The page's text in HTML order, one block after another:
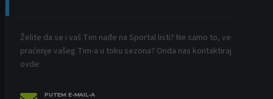
Želite da se i vaš Tim nađe na Sportal listi? Ne samo to, već i
praćenje vašeg Tim-a u toku sezona? Onda nas kontaktirajte
ovde:
PUTEM E-MAIL-A